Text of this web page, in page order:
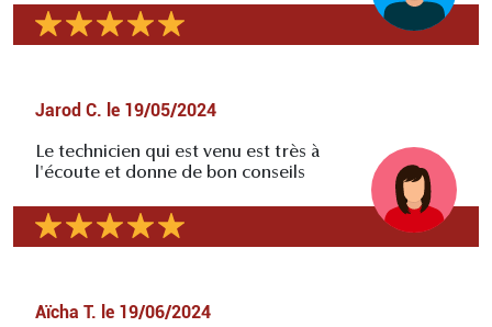
Jarod C. le 19/05/2024
Le technicien qui est venu est très à
l'écoute et donne de bon conseils
Aïcha T. le 19/06/2024